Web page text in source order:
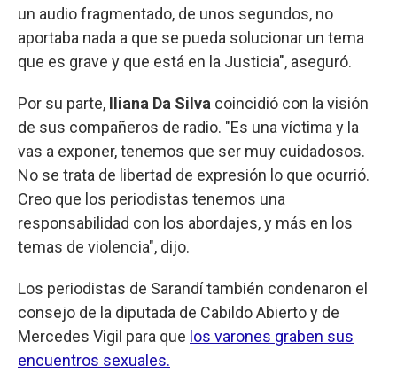
un audio fragmentado, de unos segundos, no
aportaba nada a que se pueda solucionar un tema
que es grave y que está en la Justicia", aseguró.
Por su parte, Iliana Da Silva coincidió con la visión
de sus compañeros de radio. "Es una víctima y la
vas a exponer, tenemos que ser muy cuidadosos.
No se trata de libertad de expresión lo que ocurrió.
Creo que los periodistas tenemos una
responsabilidad con los abordajes, y más en los
temas de violencia", dijo.
Los periodistas de Sarandí también condenaron el
consejo de la diputada de Cabildo Abierto y de
Mercedes Vigil para que los varones graben sus
encuentros sexuales.